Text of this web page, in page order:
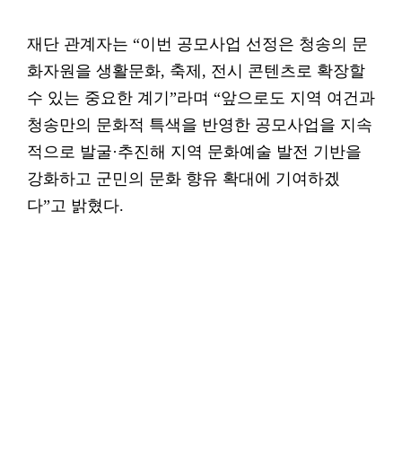
재단 관계자는 “이번 공모사업 선정은 청송의 문
화자원을 생활문화, 축제, 전시 콘텐츠로 확장할
수 있는 중요한 계기”라며 “앞으로도 지역 여건과
청송만의 문화적 특색을 반영한 공모사업을 지속
적으로 발굴·추진해 지역 문화예술 발전 기반을
강화하고 군민의 문화 향유 확대에 기여하겠
다”고 밝혔다.